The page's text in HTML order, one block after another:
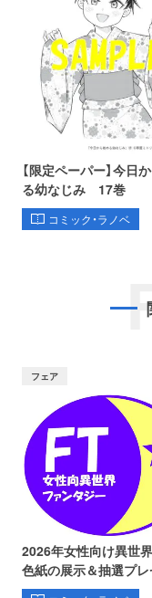
【限定ペーパー】今日
る幼なじみ 17巻
コミック・ラノベ
フェア
2026年女性向け異世
色紙の展示＆抽選プレ